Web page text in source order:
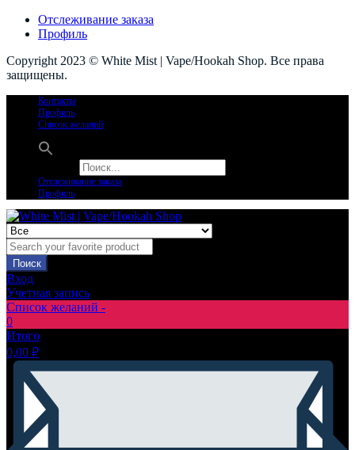
Отслеживание заказа
Профиль
Copyright 2023 © White Mist | Vape/Hookah Shop. Все права
защищены.
Контакты
Профиль
Список желаний
Отслеживание заказа
Профиль
Поиск
Вход
Учетная запись
Список желаний -
0
Итого
0,00 ₽